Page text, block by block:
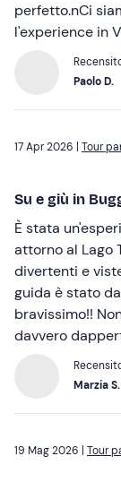
perfetto.nCi
l'experience in
Paolo D.
17 Apr 2026 | Tour
Su e giù in
È stata
attorno al Lago
divertenti e
guida è stato
bravissimo!!
davvero
Marzia S.
19 Mag 2026 | Tour